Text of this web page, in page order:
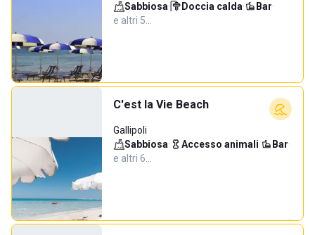
Sabbiosa· Doccia calda· Bar·
e altri 5…
C'est la Vie Beach
Gallipoli
Sabbiosa· Accesso animali· Bar·
e altri 6…